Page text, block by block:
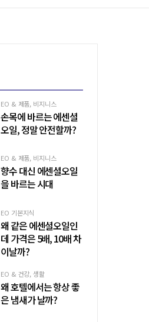
EO & 제품, 비지니스
손목에 바르는 에센셜
오일, 정말 안전할까?
EO & 제품, 비지니스
향수 대신 에센셜오일
을 바르는 시대
EO 기본지식
왜 같은 에센셜오일인
데 가격은 5배, 10배 차
이날까?
EO & 건강, 생활
왜 호텔에서는 항상 좋
은 냄새가 날까?